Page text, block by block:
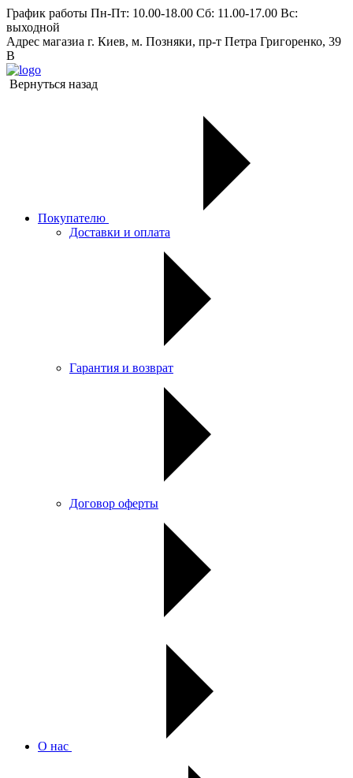
График работы Пн-Пт: 10.00-18.00 Сб: 11.00-17.00 Вс:
выходной
Адрес магазиа г. Киев, м. Позняки, пр-т Петра Григоренко, 39
В
Вернуться назад
Покупателю
Доставки и оплата
Гарантия и возврат
Договор оферты
О нас